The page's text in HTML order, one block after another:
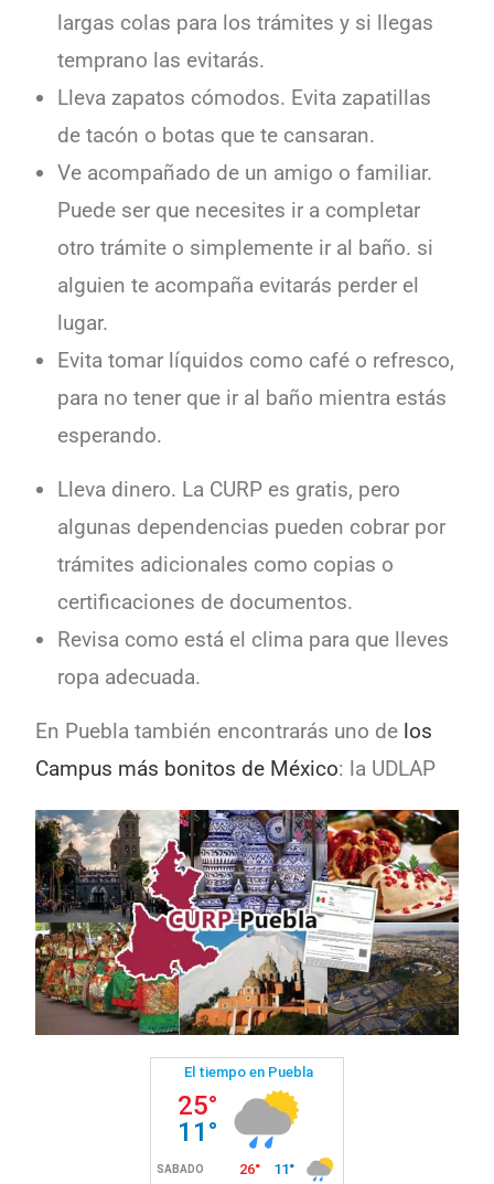
largas colas para los trámites y si llegas
temprano las evitarás.
Lleva zapatos cómodos. Evita zapatillas
de tacón o botas que te cansaran.
Ve acompañado de un amigo o familiar.
Puede ser que necesites ir a completar
otro trámite o simplemente ir al baño. si
alguien te acompaña evitarás perder el
lugar.
Evita tomar líquidos como café o refresco,
para no tener que ir al baño mientra estás
esperando.
Lleva dinero. La CURP es gratis, pero
algunas dependencias pueden cobrar por
trámites adicionales como copias o
certificaciones de documentos.
Revisa como está el clima para que lleves
ropa adecuada.
En Puebla también encontrarás uno de los
Campus más bonitos de México: la UDLAP